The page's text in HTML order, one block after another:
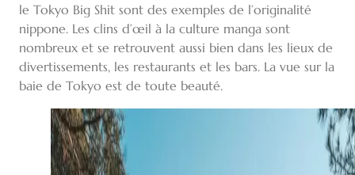
le Tokyo Big Shit sont des exemples de l’originalité
nippone. Les clins d’œil à la culture manga sont
nombreux et se retrouvent aussi bien dans les lieux de
divertissements, les restaurants et les bars. La vue sur la
baie de Tokyo est de toute beauté.